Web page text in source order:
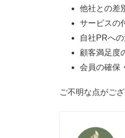
他社との差
サービスの
自社PRへの
顧客満足度
会員の確保
ご不明な点がご